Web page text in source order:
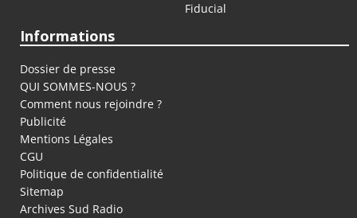
Fiducial
Informations
Dossier de presse
QUI SOMMES-NOUS ?
Comment nous rejoindre ?
Publicité
Mentions Légales
CGU
Politique de confidentialité
Sitemap
Archives Sud Radio